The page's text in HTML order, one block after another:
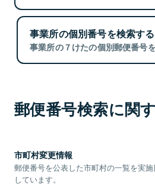
事業所の個別番号を検索する
事業所の７けたの個別郵便番号
郵便番号検索に関
市町村変更情報
郵便番号を公表した市町村の一覧を実
しています。